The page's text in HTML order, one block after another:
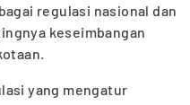
regulasi nasional dan
keseimbangan
yang mengatur